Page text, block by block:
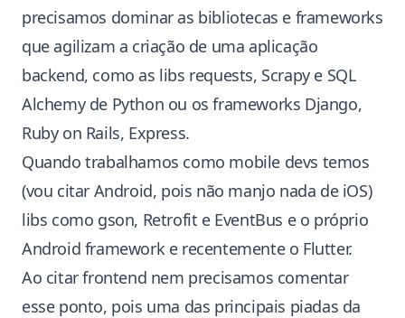
precisamos dominar as bibliotecas e frameworks
que agilizam a criação de uma aplicação
backend, como as libs requests, Scrapy e SQL
Alchemy de Python ou os frameworks Django,
Ruby on Rails, Express.
Quando trabalhamos como mobile devs temos
(vou citar Android, pois não manjo nada de iOS)
libs como gson, Retrofit e EventBus e o próprio
Android framework e recentemente o Flutter.
Ao citar frontend nem precisamos comentar
esse ponto, pois uma das principais piadas da